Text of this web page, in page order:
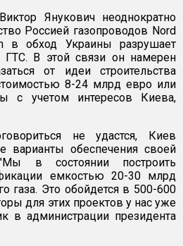
Янукович неоднократно
Россией газопроводов Nord
в обход Украины разрушает
ГТС. В этой связи он намерен
от идеи строительства
8-24 млрд евро или
с учетом интересов Киева,
не удастся, Киев
варианты обеспечения своей
"Мы в состоянии построить
емкостью 20-30 млрд
газа. Это обойдется в 500-600
для этих проектов у нас уже
в администрации президента